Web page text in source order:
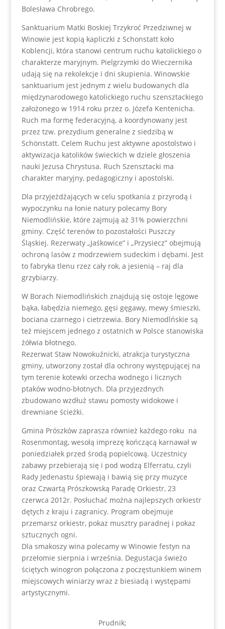
Bolesława Chrobrego.
Sanktuarium Matki Boskiej Trzykroć Przedziwnej w
Winowie jest kopią kapliczki z Schonstatt koło
Koblencji, która stanowi centrum ruchu katolickiego o
charakterze maryjnym. Pielgrzymki do Wieczernika
udają się na rekolekcje i dni skupienia. Winowskie
sanktuarium jest jednym z wielu budowanych dla
międzynarodowego katolickiego ruchu szensztackiego
założonego w 1914 roku przez o. Józefa Kentenicha.
Ruch ma formę federacyjną, a koordynowany jest
przez tzw. prezydium generalne z siedzibą w
Schönstatt. Celem Ruchu jest aktywne apostolstwo i
aktywizacja katolików świeckich w dziele głoszenia
nauki Jezusa Chrystusa. Ruch Szensztacki ma
charakter maryjny, pedagogiczny i apostolski.
Dla przyjeżdżających w celu spotkania z przyrodą i
wypoczynku na łonie natury polecamy Bory
Niemodlińskie, które zajmują aż 31% powierzchni
gminy. Część terenów to pozostałości Puszczy
Śląskiej. Rezerwaty „Jaśkowice” i „Przysiecz” obejmują
ochroną lasów z modrzewiem sudeckim i dębami. Jest
to fabryka tlenu rzez cały rok, a jesienią – raj dla
grzybiarzy.
W Borach Niemodlińskich znajdują się ostoje lęgowe
bąka, łabędzia niemego, gęsi gęgawy, mewy śmieszki,
bociana czarnego i cietrzewia. Bory Niemodlńskie są
też miejscem jednego z ostatnich w Polsce stanowiska
żółwia błotnego.
Rezerwat Staw Nowokuźnicki, atrakcja turystyczna
gminy, utworzony został dla ochrony występującej na
tym terenie kotewki orzecha wodnego i licznych
ptaków wodno-błotnych. Dla przyjezdnych
zbudowano wzdłuż stawu pomosty widokowe i
drewniane ścieżki.
Gmina Prószków zaprasza również każdego roku na
Rosenmontag, wesołą imprezę kończącą karnawał w
poniedziałek przed środą popielcową. Uczestnicy
zabawy przebierają się i pod wodzą Elferratu, czyli
Rady Jedenastu śpiewają i bawią się przy muzyce
oraz Czwartą Prószkowską Paradę Orkiestr, 23
czerwca 2012r. Posłuchać można najlepszych orkiestr
dętych z kraju i zagranicy. Program obejmuje
przemarsz orkiestr, pokaz musztry paradnej i pokaz
sztucznych ogni.
Dla smakoszy wina polecamy w Winowie festyn na
przełomie sierpnia i września. Degustacja świeżo
ściętych winogron połączona z poczęstunkiem winem
miejscowych winiarzy wraz z biesiadą i występami
artystycznymi.
Prudnik;